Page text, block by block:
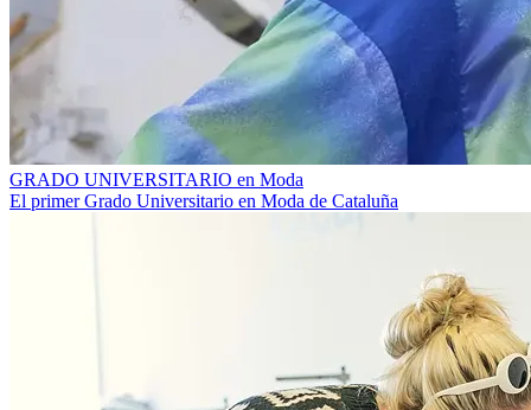
GRADO UNIVERSITARIO en Moda
El primer Grado Universitario en Moda de Cataluña